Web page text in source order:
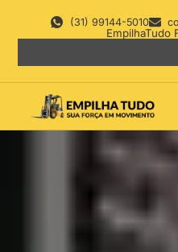
(31) 99144-5010
EmpilhaTudo